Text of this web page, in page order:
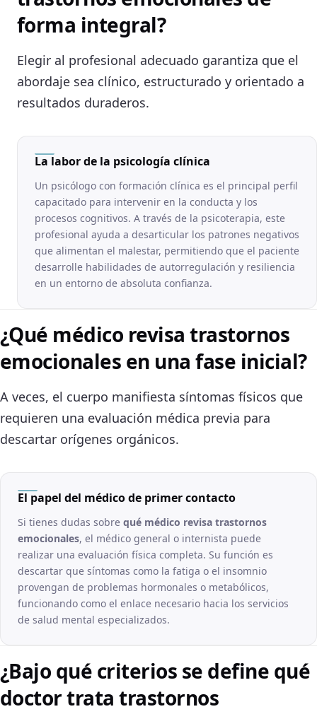
forma integral?
Elegir al profesional adecuado garantiza que el
abordaje sea clínico, estructurado y orientado a
resultados duraderos.
La labor de la psicología clínica
Un psicólogo con formación clínica es el principal perfil
capacitado para intervenir en la conducta y los
procesos cognitivos. A través de la psicoterapia, este
profesional ayuda a desarticular los patrones negativos
que alimentan el malestar, permitiendo que el paciente
desarrolle habilidades de autorregulación y resiliencia
en un entorno de absoluta confianza.
¿Qué médico revisa trastornos
emocionales en una fase inicial?
A veces, el cuerpo manifiesta síntomas físicos que
requieren una evaluación médica previa para
descartar orígenes orgánicos.
El papel del médico de primer contacto
Si tienes dudas sobre qué médico revisa trastornos
emocionales, el médico general o internista puede
realizar una evaluación física completa. Su función es
descartar que síntomas como la fatiga o el insomnio
provengan de problemas hormonales o metabólicos,
funcionando como el enlace necesario hacia los servicios
de salud mental especializados.
¿Bajo qué criterios se define qué
doctor trata trastornos